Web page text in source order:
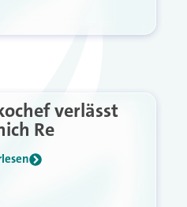
verlässt
Re